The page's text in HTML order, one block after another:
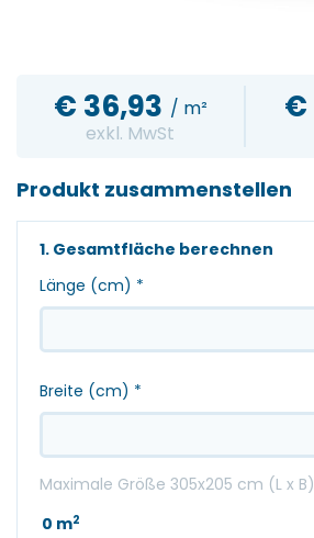
€ 36,93 / m²
exkl. MwSt
€
Produkt zusammenstellen
1. Gesamtfläche berechnen
Länge (cm) *
Breite (cm) *
Maximale Größe 305x205 cm (L x B)
0 m2